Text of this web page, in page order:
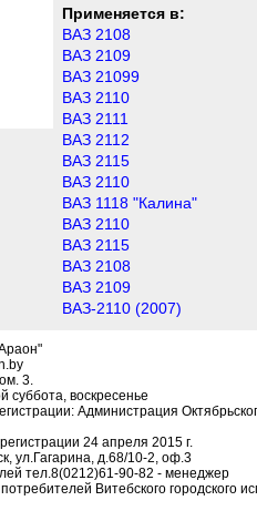
Применяется в:
ВАЗ 2108
ВАЗ 2109
ВАЗ 21099
ВАЗ 2110
ВАЗ 2111
ВАЗ 2112
ВАЗ 2115
ВАЗ 2110
ВАЗ 1118 "Калина"
ВАЗ 2110
ВАЗ 2115
ВАЗ 2108
ВАЗ 2109
ВАЗ-2110 (2007)
3.
суббота, воскресенье
Администрация
24 апреля 2015 г.
ул.Гагарина, д.68/10-2, оф.3
тел.8(0212)61-90-82 - менеджер
Витебского городского